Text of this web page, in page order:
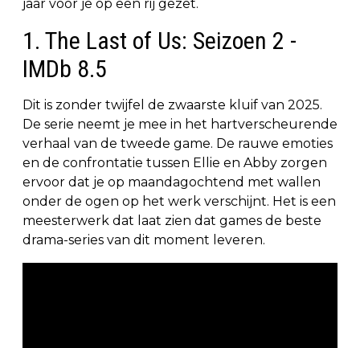
jaar voor je op een rij gezet.
1. The Last of Us: Seizoen 2 -
IMDb 8.5
Dit is zonder twijfel de zwaarste kluif van 2025.
De serie neemt je mee in het hartverscheurende
verhaal van de tweede game. De rauwe emoties
en de confrontatie tussen Ellie en Abby zorgen
ervoor dat je op maandagochtend met wallen
onder de ogen op het werk verschijnt. Het is een
meesterwerk dat laat zien dat games de beste
drama-series van dit moment leveren.